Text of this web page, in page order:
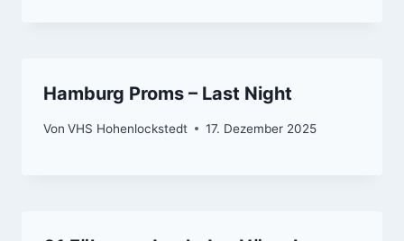
Hamburg Proms – Last Night
Von VHS Hohenlockstedt 17. Dezember 2025